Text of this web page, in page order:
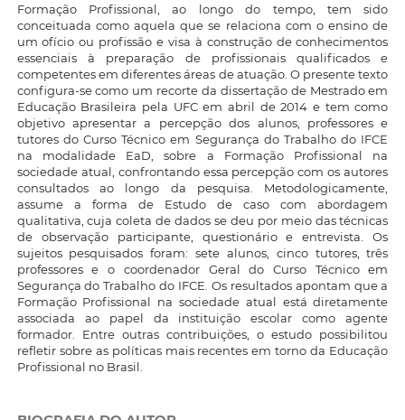
Formação Profissional, ao longo do tempo, tem sido
conceituada como aquela que se relaciona com o ensino de
um ofício ou profissão e visa à construção de conhecimentos
essenciais à preparação de profissionais qualificados e
competentes em diferentes áreas de atuação. O presente texto
configura-se como um recorte da dissertação de Mestrado em
Educação Brasileira pela UFC em abril de 2014 e tem como
objetivo apresentar a percepção dos alunos, professores e
tutores do Curso Técnico em Segurança do Trabalho do IFCE
na modalidade EaD, sobre a Formação Profissional na
sociedade atual, confrontando essa percepção com os autores
consultados ao longo da pesquisa. Metodologicamente,
assume a forma de Estudo de caso com abordagem
qualitativa, cuja coleta de dados se deu por meio das técnicas
de observação participante, questionário e entrevista. Os
sujeitos pesquisados foram: sete alunos, cinco tutores, três
professores e o coordenador Geral do Curso Técnico em
Segurança do Trabalho do IFCE. Os resultados apontam que a
Formação Profissional na sociedade atual está diretamente
associada ao papel da instituição escolar como agente
formador. Entre outras contribuições, o estudo possibilitou
refletir sobre as políticas mais recentes em torno da Educação
Profissional no Brasil.